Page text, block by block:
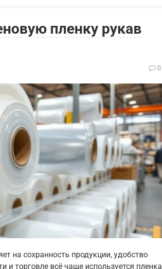
пленку рукав
0
на сохранность продукции, удобство
торговле всё чаще используется пленка